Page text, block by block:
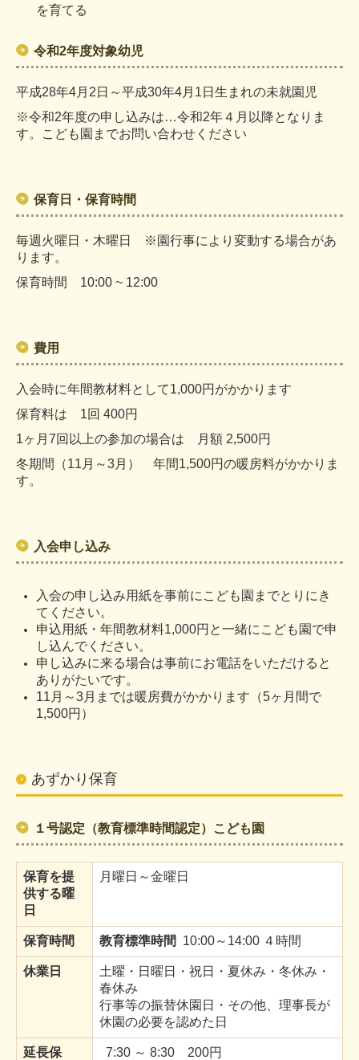
保育園の様子
を育てる
令和2年度対象幼児
平成28年4月2日～平成30年4月1日生まれの未就園児
※令和2年度の申し込みは…令和2年４月以降となりま
す。こども園までお問い合わせください
保育日・保育時間
毎週火曜日・木曜日 ※園行事により変動する場合があ
ります。
保育時間 10:00 ~ 12:00
費用
入会時に年間教材料として1,000円がかかります
保育料は 1回 400円
1ヶ月7回以上の参加の場合は 月額 2,500円
冬期間（11月～3月） 年間1,500円の暖房料がかかりま
す。
入会申し込み
入会の申し込み用紙を事前にこども園までとりにき
てください。
申込用紙・年間教材料1,000円と一緒にこども園で申
し込んでください。
申し込みに来る場合は事前にお電話をいただけると
ありがたいです。
11月～3月までは暖房費がかかります（5ヶ月間で
1,500円）
あずかり保育
１号認定（教育標準時間認定）こども園
保育を提
供する曜
日
月曜日～金曜日
保育時間 教育標準時間 10:00～14:00 ４時間
休業日
土曜・日曜日・祝日・夏休み・冬休み・
春休み
行事等の振替休園日・その他、理事長が
休園の必要を認めた日
延長保 7:30 ～ 8:30 200円